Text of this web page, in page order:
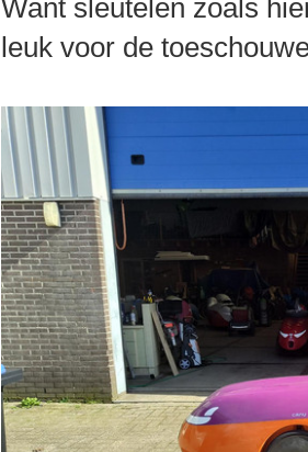
Want sleutelen zoals
leuk voor de